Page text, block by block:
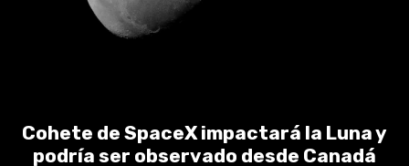
Cohete de SpaceX impactará la Luna y
podría ser observado desde Canadá